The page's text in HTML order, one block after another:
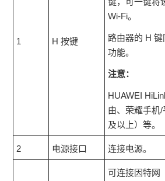
1 H 按键
Wi-Fi。
路由器的 H
功能。
注意：
HUAWEI
由、荣耀手机
及以上）等。
2 电源接口 连接电源。
可连接因特网